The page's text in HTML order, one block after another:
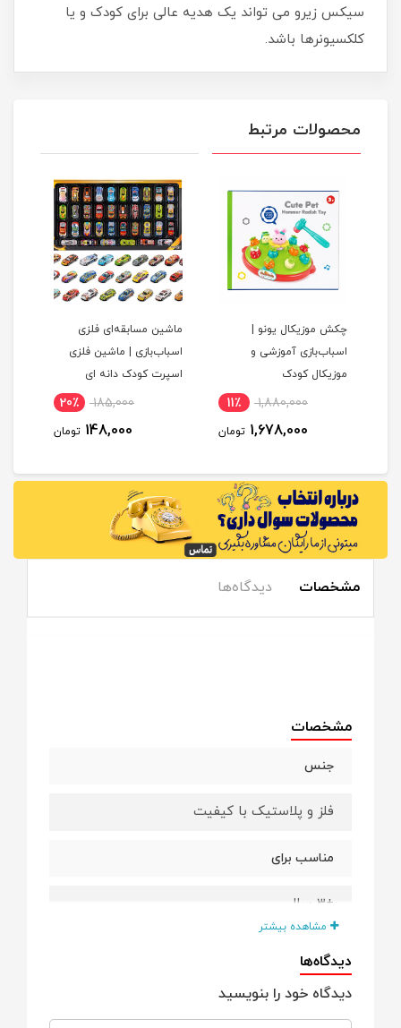
سیکس زیرو می تواند یک هدیه عالی برای کودک و یا
کلکسیونرها باشد.
محصولات مرتبط
چکش موزیکال یونو |
اسباب‌بازی آموزشی و
موزیکال کودک
1,880,000 11٪
1,678,000 تومان
ماشین مسابقه‌ای فلزی
اسباب‌بازی | ماشین فلزی
اسپرت کودک دانه ای
185,000 20٪
148,000 تومان
مشخصات دیدگاه‌ها
مشخصات
جنس
فلز و پلاستیک با کیفیت
مناسب برای
+3 سال
ویژگی ها
طراحی محکم و با دوام
مشاهده بیشتر
دیدگاه‌ها
دیدگاه خود را بنویسید